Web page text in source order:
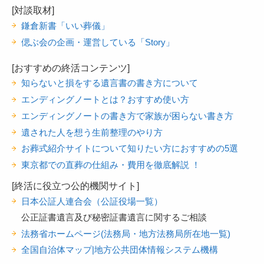
[対談取材]
鎌倉新書「いい葬儀」
偲ぶ会の企画・運営している「Story」
[おすすめの終活コンテンツ]
知らないと損をする遺言書の書き方について
エンディングノートとは？おすすめ使い方
エンディングノートの書き方で家族が困らない書き方
遺された人を想う生前整理のやり方
お葬式紹介サイトについて知りたい方におすすめの5選
東京都での直葬の仕組み・費用を徹底解説 ！
[終活に役立つ公的機関サイト]
日本公証人連合会（公証役場一覧）
公正証書遺言及び秘密証書遺言に関するご相談
法務省ホームページ(法務局・地方法務局所在地一覧)
全国自治体マップ|地方公共団体情報システム機構